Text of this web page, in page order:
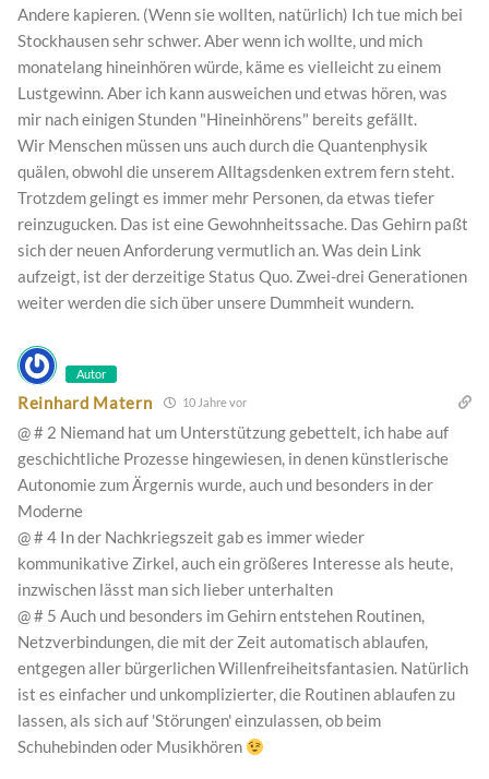
Andere kapieren. (Wenn sie wollten, natürlich) Ich tue mich bei
Stockhausen sehr schwer. Aber wenn ich wollte, und mich
monatelang hineinhören würde, käme es vielleicht zu einem
Lustgewinn. Aber ich kann ausweichen und etwas hören, was
mir nach einigen Stunden "Hineinhörens" bereits gefällt.
Wir Menschen müssen uns auch durch die Quantenphysik
quälen, obwohl die unserem Alltagsdenken extrem fern steht.
Trotzdem gelingt es immer mehr Personen, da etwas tiefer
reinzugucken. Das ist eine Gewohnheitssache. Das Gehirn paßt
sich der neuen Anforderung vermutlich an. Was dein Link
aufzeigt, ist der derzeitige Status Quo. Zwei-drei Generationen
weiter werden die sich über unsere Dummheit wundern.
Autor
Reinhard Matern 10 Jahre vor
@ # 2 Niemand hat um Unterstützung gebettelt, ich habe auf
geschichtliche Prozesse hingewiesen, in denen künstlerische
Autonomie zum Ärgernis wurde, auch und besonders in der
Moderne
@ # 4 In der Nachkriegszeit gab es immer wieder
kommunikative Zirkel, auch ein größeres Interesse als heute,
inzwischen lässt man sich lieber unterhalten
@ # 5 Auch und besonders im Gehirn entstehen Routinen,
Netzverbindungen, die mit der Zeit automatisch ablaufen,
entgegen aller bürgerlichen Willenfreiheitsfantasien. Natürlich
ist es einfacher und unkomplizierter, die Routinen ablaufen zu
lassen, als sich auf 'Störungen' einzulassen, ob beim
Schuhebinden oder Musikhören